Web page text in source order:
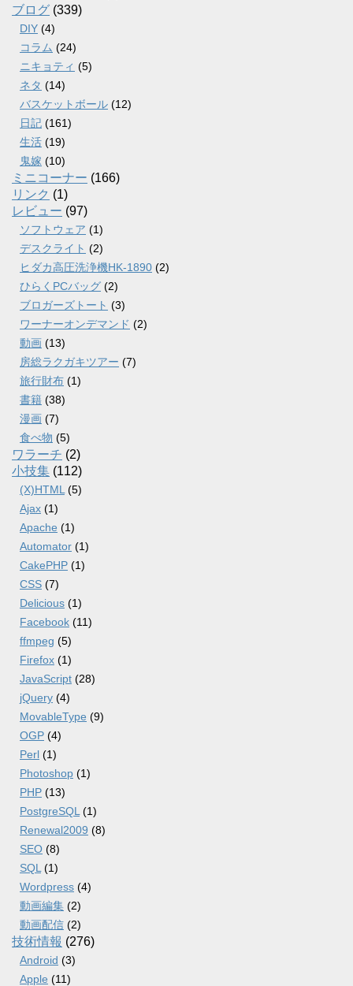
ブログ (339)
DIY (4)
コラム (24)
ニキョティ (5)
ネタ (14)
バスケットボール (12)
日記 (161)
生活 (19)
鬼嫁 (10)
ミニコーナー (166)
リンク (1)
レビュー (97)
ソフトウェア (1)
デスクライト (2)
ヒダカ高圧洗浄機HK-1890 (2)
ひらくPCバッグ (2)
ブロガーズトート (3)
ワーナーオンデマンド (2)
動画 (13)
房総ラクガキツアー (7)
旅行財布 (1)
書籍 (38)
漫画 (7)
食べ物 (5)
ワラーチ (2)
小技集 (112)
(X)HTML (5)
Ajax (1)
Apache (1)
Automator (1)
CakePHP (1)
CSS (7)
Delicious (1)
Facebook (11)
ffmpeg (5)
Firefox (1)
JavaScript (28)
jQuery (4)
MovableType (9)
OGP (4)
Perl (1)
Photoshop (1)
PHP (13)
PostgreSQL (1)
Renewal2009 (8)
SEO (8)
SQL (1)
Wordpress (4)
動画編集 (2)
動画配信 (2)
技術情報 (276)
Android (3)
Apple (11)